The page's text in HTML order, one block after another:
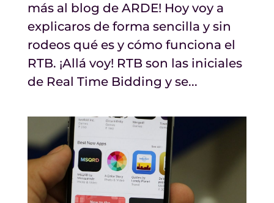
más al blog de ARDE! Hoy voy a
explicaros de forma sencilla y sin
rodeos qué es y cómo funciona el
RTB. ¡Allá voy! RTB son las iniciales
de Real Time Bidding y se...